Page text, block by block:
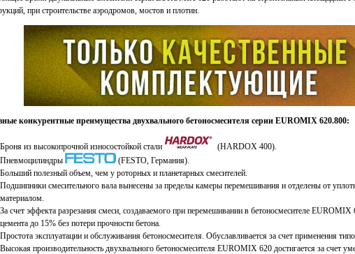
при строительстве аэродромов, мостов и плотин.
конкурентные преимущества двухвального бетоносмесителя серии EUROMIX 620.800:
Броня из высокопрочной износостойкой стали
(HARDOX 400).
Пневмоцилиндры
(FESTO, Германия).
Больший полезный объем, чем у роторных и планетарных смесителей.
Подшипники смесительного вала вынесены за пределы камеры перемешивания и отделены от
материалом.
За счет эффекта разрезания смеси, создаваемого при перемешивании в бетоносмесителе
цемента до 15% без потери прочности бетона.
Простота эксплуатации и обслуживания бетоносмесителя. Обуславливается за счет применения
Высокая производительность двухвального бетоносмесителя EUROMIX 620 достигается за счет